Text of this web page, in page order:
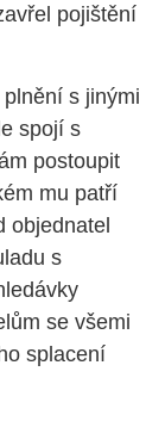
pojištění
s jinými
spojí s
postoupit
mu patří
objednatel
s
se všemi
splacení